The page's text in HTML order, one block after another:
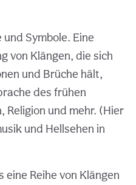
Symbole. Eine
von Klängen, die sich
und Brüche hält,
des frühen
Religion und mehr. (Hier
und Hellsehen in
eine Reihe von Klängen